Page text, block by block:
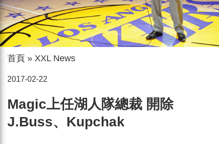
首頁 » XXL News
2017-02-22
Magic上任湖人隊總裁 開除
J.Buss、Kupchak